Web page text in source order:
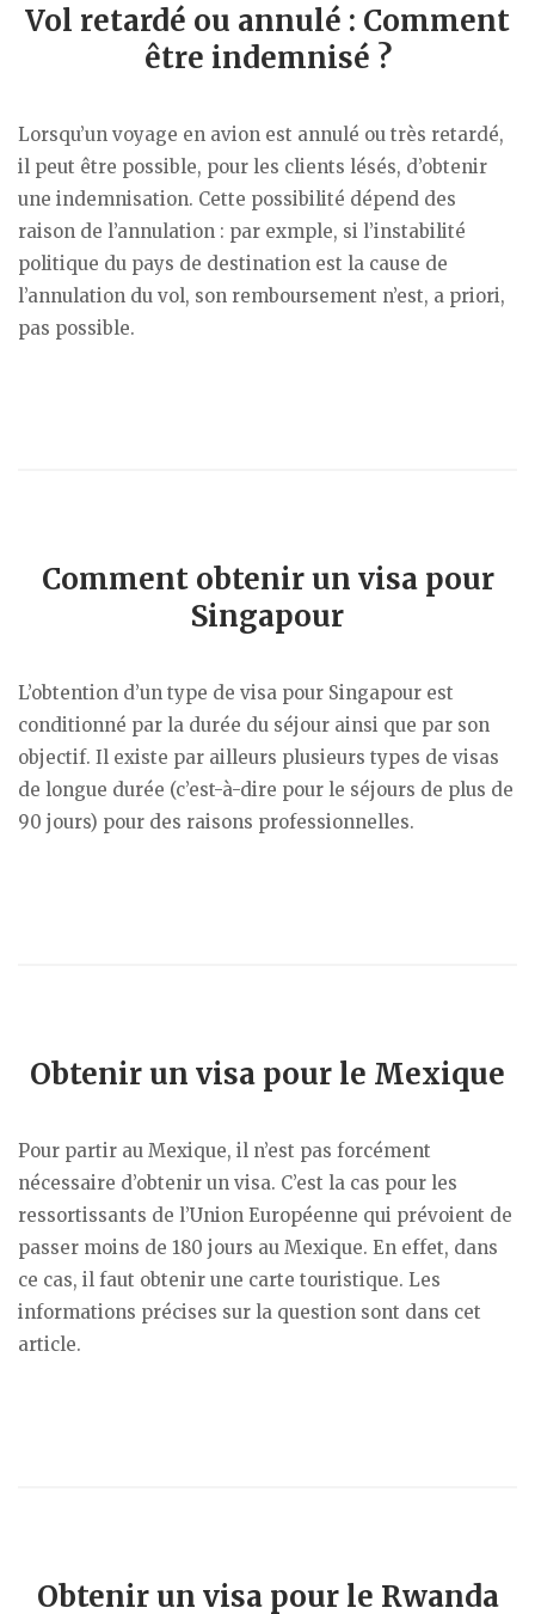
Vol retardé ou annulé : Comment
être indemnisé ?
Lorsqu’un voyage en avion est annulé ou très retardé,
il peut être possible, pour les clients lésés, d’obtenir
une indemnisation. Cette possibilité dépend des
raison de l’annulation : par exmple, si l’instabilité
politique du pays de destination est la cause de
l’annulation du vol, son remboursement n’est, a priori,
pas possible.
Comment obtenir un visa pour
Singapour
L’obtention d’un type de visa pour Singapour est
conditionné par la durée du séjour ainsi que par son
objectif. Il existe par ailleurs plusieurs types de visas
de longue durée (c’est-à-dire pour le séjours de plus de
90 jours) pour des raisons professionnelles.
Obtenir un visa pour le Mexique
Pour partir au Mexique, il n’est pas forcément
nécessaire d’obtenir un visa. C’est la cas pour les
ressortissants de l’Union Européenne qui prévoient de
passer moins de 180 jours au Mexique. En effet, dans
ce cas, il faut obtenir une carte touristique. Les
informations précises sur la question sont dans cet
article.
Obtenir un visa pour le Rwanda